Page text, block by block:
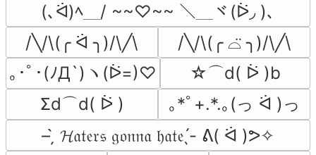
(､ᐛ)ﾍ＿/ ~~♡~~ ＼＿ヾ(ᐖ◞ )､
/╲/\(╭ ᐛ ╮)/\╱\
/╲/\(╭ ⌓̈ ╮)/\╱\
｡･ﾟ･(ﾉД`)ヽ(ᐖ=)♡
☆⌒d( ᐖ )b
Σd⌒d( ᐖ )
｡*ﾟ+.*.｡(っ ᐛ )っ
– ̗̀ 𝓗𝔞𝔱𝔢𝔯𝔰 𝔤𝔬𝔫𝔫𝔞 𝔥𝔞𝔱𝔢 ̖́- ᕕ( ᐛ )ᕗ✧